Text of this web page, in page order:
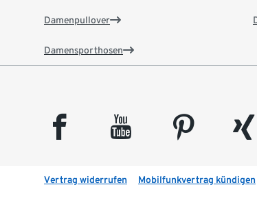
Damenpullover
Damensporthosen
facebook youtube pinterest xing
Vertrag widerrufen Mobilfunkvertrag kündigen